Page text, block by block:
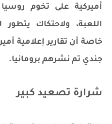
أميركية على تخوم
اللعبة، ولاحتكاك
جندي تم نشرهم برومانيا.
شرارة تصعيد كبير